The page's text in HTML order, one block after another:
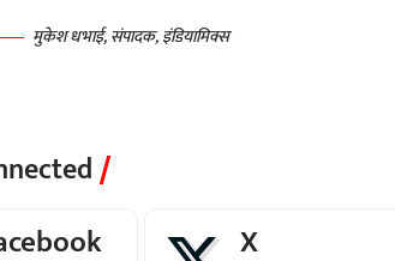
मुकेश धभाई, संपादक, इंडियामिक्स
X